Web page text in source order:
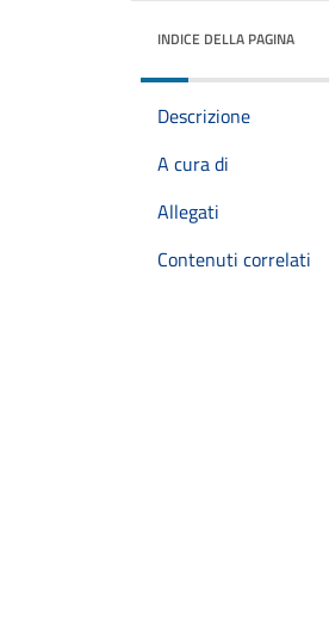
INDICE DELLA PAGINA
Descrizione
A cura di
Allegati
Contenuti correlati